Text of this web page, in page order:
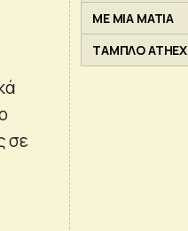
σε
ΜΕ ΜΙΑ ΜΑΤΙΑ
ΤΑΜΠΛΟ ATHEX